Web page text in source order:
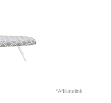
*Affiliatelink